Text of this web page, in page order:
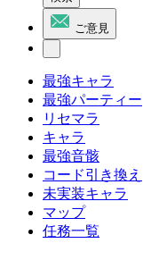
ご意見
最強キャラ
最強パーティー
リセマラ
キャラ
最強音骸
コード引き換え
未実装キャラ
マップ
任務一覧